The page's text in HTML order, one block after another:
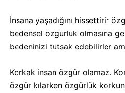
İnsana yaşadığını hissettirir
bedensel özgürlük olmasına
bedeninizi tutsak edebilirler
Korkak insan özgür olamaz.
özgür kılarken özgürlük